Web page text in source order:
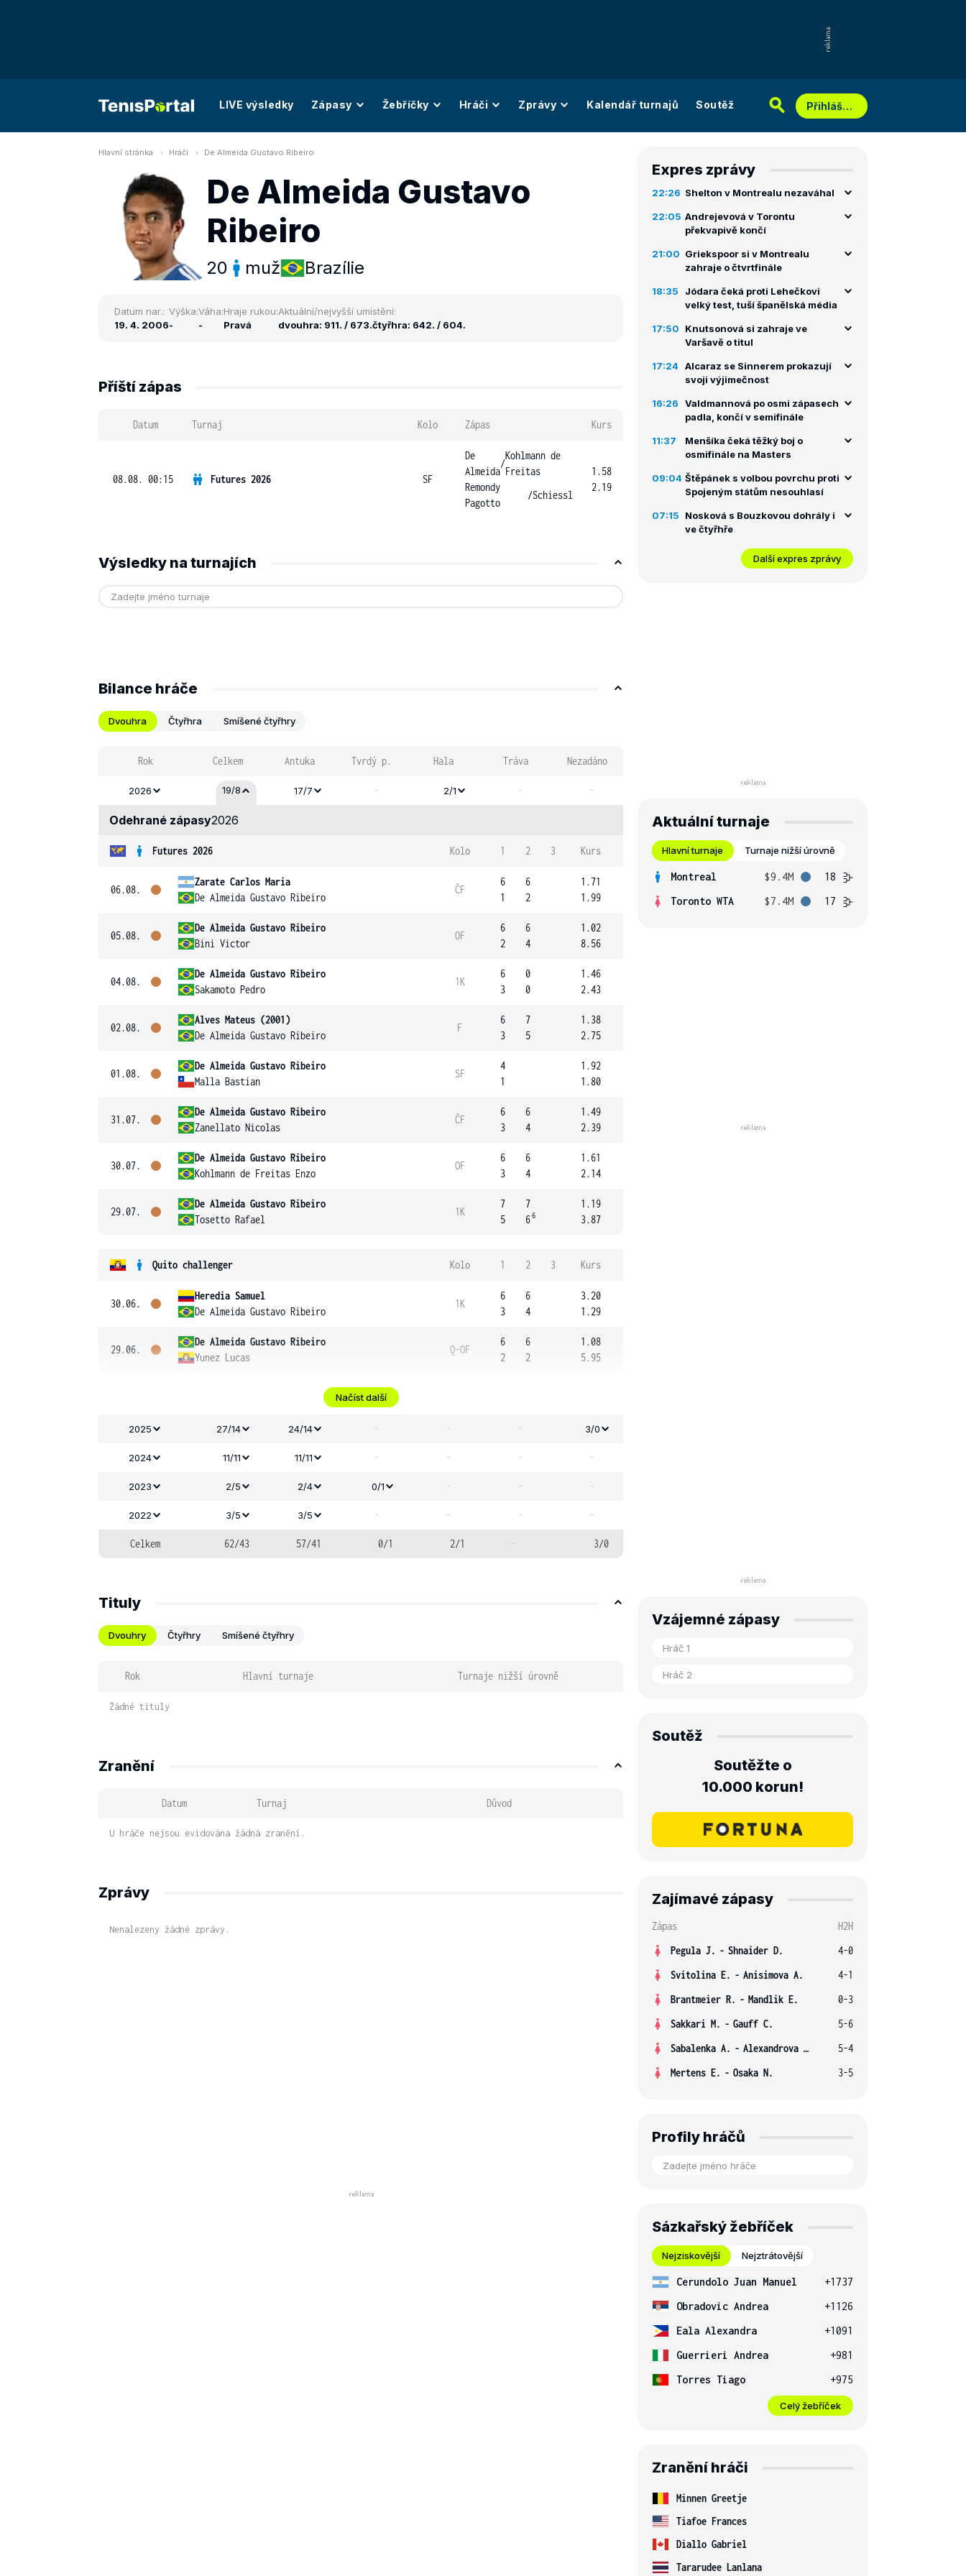
LIVE výsledky Zápasy Žebříčky Hráči Zprávy Kalendář turnajů Soutěž Přihlášení
Hlavní stránka Hráči De Almeida Gustavo Ribeiro
De Almeida Gustavo
Ribeiro
20 muž Brazílie
Datum nar.:
19. 4. 2006
Výška:
-
Váha:
-
Hraje rukou:
Pravá
Aktuální/nejvyšší umístění:
dvouhra: 911. / 673.čtyřhra: 642. / 604.
Příští zápas
Datum Turnaj Kolo Zápas Kurs
08.08. 00:15 Futures 2026 SF
De
Almeida
/
Kohlmann de
Freitas
Remondy
Pagotto
/Schiessl
1.58
2.19
Výsledky na turnajích
Bilance hráče
Dvouhra Čtyřhra Smíšené čtyřhry
Rok Celkem Antuka Tvrdý p. Hala Tráva Nezadáno
2026 19/8 17/7 - 2/1 - -
Odehrané zápasy2026
Futures 2026 Kolo 1 2 3 Kurs
06.08.
Zarate Carlos Maria
De Almeida Gustavo Ribeiro
ČF
6
1
6
2
1.71
1.99
05.08.
De Almeida Gustavo Ribeiro
Bini Victor
OF
6
2
6
4
1.02
8.56
04.08.
De Almeida Gustavo Ribeiro
Sakamoto Pedro
1K
6
3
0
0
1.46
2.43
02.08.
Alves Mateus (2001)
De Almeida Gustavo Ribeiro
F
6
3
7
5
1.38
2.75
01.08.
De Almeida Gustavo Ribeiro
Malla Bastian
SF
4
1
1.92
1.80
31.07.
De Almeida Gustavo Ribeiro
Zanellato Nicolas
ČF
6
3
6
4
1.49
2.39
30.07.
De Almeida Gustavo Ribeiro
Kohlmann de Freitas Enzo
OF
6
3
6
4
1.61
2.14
29.07.
De Almeida Gustavo Ribeiro
Tosetto Rafael
1K
7
5
7
66
1.19
3.87
Quito challenger Kolo 1 2 3 Kurs
30.06.
Heredia Samuel
De Almeida Gustavo Ribeiro
1K
6
3
6
4
3.20
1.29
29.06.
De Almeida Gustavo Ribeiro
Yunez Lucas
Q-OF
6
2
6
2
1.08
5.95
Načíst další
2025 27/14 24/14 - - - 3/0
2024 11/11 11/11 - - - -
2023 2/5 2/4 0/1 - - -
2022 3/5 3/5 - - - -
Celkem 62/43 57/41 0/1 2/1 - 3/0
Tituly
Dvouhry Čtyřhry Smíšené čtyřhry
Rok Hlavní turnaje Turnaje nižší úrovně
Žádné tituly
Zranění
Datum Turnaj Důvod
U hráče nejsou evidována žádná zranění.
Zprávy
Nenalezeny žádné zprávy.
Expres zprávy
22:26 Shelton v Montrealu nezaváhal
22:05 Andrejevová v Torontu
překvapivě končí
21:00 Griekspoor si v Montrealu
zahraje o čtvrtfinále
18:35
Jódara čeká proti Lehečkovi
velký test, tuší španělská média
17:50
Knutsonová si zahraje ve
Varšavě o titul
17:24 Alcaraz se Sinnerem prokazují
svoji výjimečnost
16:26
Valdmannová po osmi zápasech
padla, končí v semifinále
11:37
Menšíka čeká těžký boj o
osmifinále na Masters
09:04 Štěpánek s volbou povrchu proti
Spojeným státům nesouhlasí
07:15
Nosková s Bouzkovou dohrály i
ve čtyřhře
Další expres zprávy
Aktuální turnaje
Hlavní turnaje Turnaje nižší úrovně
Montreal $9.4M
18
Toronto WTA
$7.4M 17
Vzájemné zápasy
Soutěž
Soutěžte o
10.000 korun!
Zajímavé zápasy
Zápas
H2H
Pegula J. - Shnaider D.
4-0
Svitolina E. - Anisimova A.
4-1
Brantmeier R. - Mandlik E.
0-3
Sakkari M. - Gauff C.
5-6
Sabalenka A. - Alexandrova E.
5-4
Mertens E. - Osaka N. 3-5
Profily hráčů
Sázkařský žebříček
Nejziskovější Nejztrátovější
Cerundolo Juan Manuel
+1737
Obradovic Andrea
+1126
Eala Alexandra
+1091
Guerrieri Andrea
+981
Torres Tiago
+975
Celý žebříček
Zranění hráči
Minnen Greetje
Tiafoe Frances
Diallo Gabriel
Tararudee Lanlana